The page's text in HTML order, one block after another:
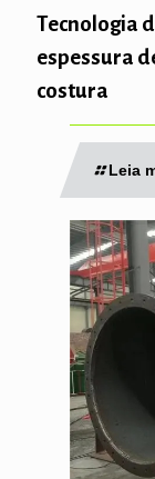
Tecnologia
espessura
costura
Leia